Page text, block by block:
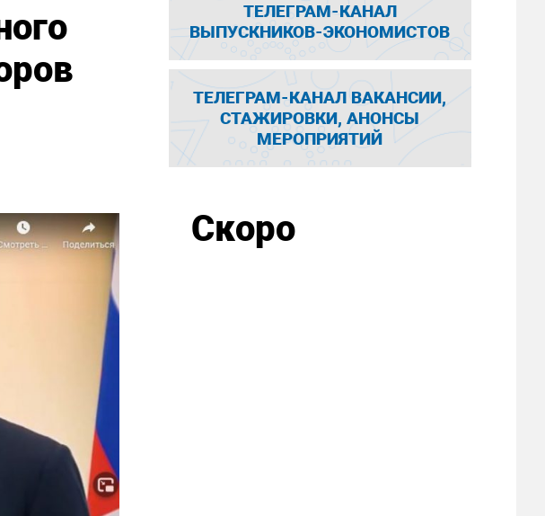
ТЕЛЕГРАМ-КАНАЛ
ВЫПУСКНИКОВ-ЭКОНОМИСТОВ
ТЕЛЕГРАМ-КАНАЛ ВАКАНСИИ,
СТАЖИРОВКИ, АНОНСЫ
МЕРОПРИЯТИЙ
Скоро